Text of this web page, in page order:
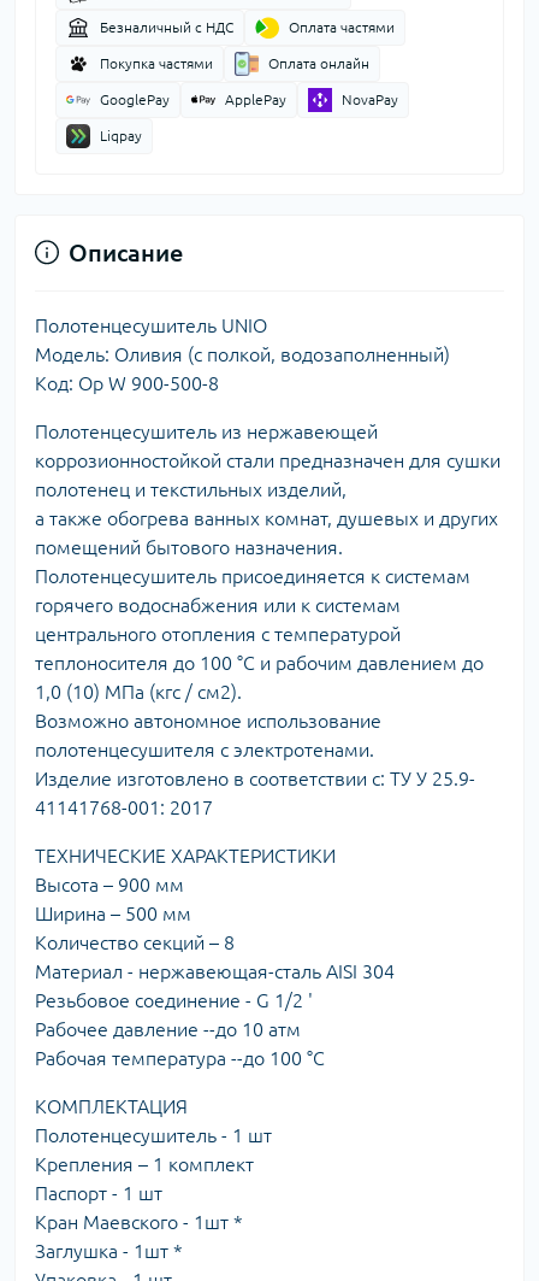
Безналичный с НДС Оплата частями
Покупка частями Оплата онлайн
GooglePay ApplePay NovaPay
Liqpay
Описание
Полотенцесушитель UNIO
Модель: Оливия (с полкой, водозаполненный)
Код: Оp W 900-500-8
Полотенцесушитель из нержавеющей
коррозионностойкой стали предназначен для сушки
полотенец и текстильных изделий,
а также обогрева ванных комнат, душевых и других
помещений бытового назначения.
Полотенцесушитель присоединяется к системам
горячего водоснабжения или к системам
центрального отопления с температурой
теплоносителя до 100 °С и рабочим давлением до
1,0 (10) МПа (кгс / см2).
Возможно автономное использование
полотенцесушителя с электротенами.
Изделие изготовлено в соответствии с: ТУ У 25.9-
41141768-001: 2017
ТЕХНИЧЕСКИЕ ХАРАКТЕРИСТИКИ
Высота – 900 мм
Ширина – 500 мм
Количество секций – 8
Материал - нержавеющая-сталь AISI 304
Резьбовое соединение - G 1/2 '
Рабочее давление --до 10 атм
Рабочая температура --до 100 °С
КОМПЛЕКТАЦИЯ
Полотенцесушитель - 1 шт
Крепления – 1 комплект
Паспорт - 1 шт
Кран Маевского - 1шт *
Заглушка - 1шт *